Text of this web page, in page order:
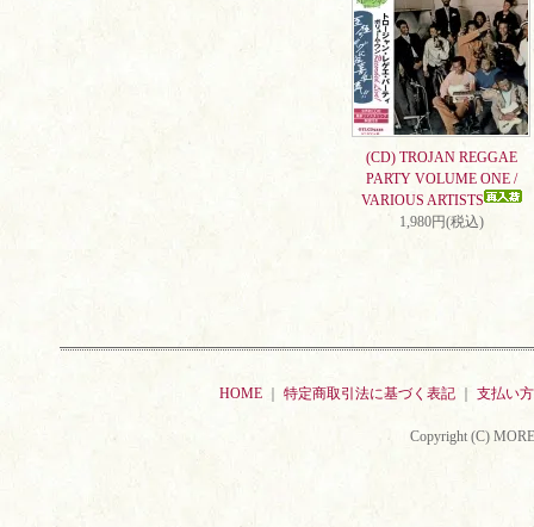
(CD) TROJAN REGGAE
PARTY VOLUME ONE /
VARIOUS ARTISTS
1,980円(税込)
HOME 特定商取引法に基づく表記 支払い
Copyright (C)